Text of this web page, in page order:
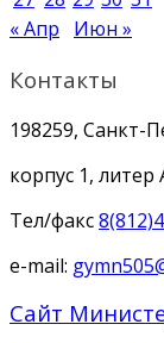
« Апр
Июн »
Контакты
198259, Санкт-
корпус 1, литер
Тел/факс
e-mail:
Сайт